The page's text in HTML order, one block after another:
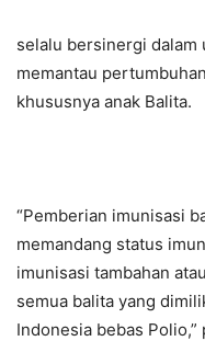
selalu bersinergi dalam
memantau
khususnya anak Balita.
“Pemberian imunisasi
memandang status
imunisasi tambahan
semua balita yang
Indonesia bebas Polio,”